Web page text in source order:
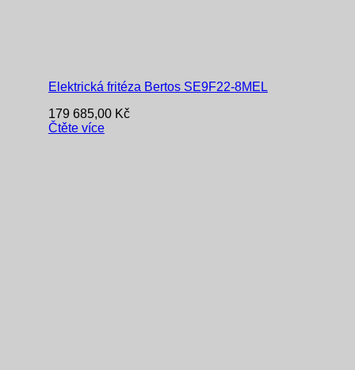
Elektrická fritéza Bertos SE9F22-8MEL
179 685,00 Kč
Čtěte více